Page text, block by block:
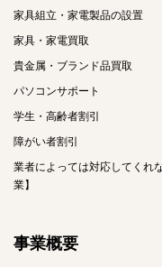
家具組立・家電製品の設置
家具・家電買取
貴金属・ブランド品買取
パソコンサポート
学生・高齢者割引
障がい者割引
業者によっては対応してくれ
業】
事業概要